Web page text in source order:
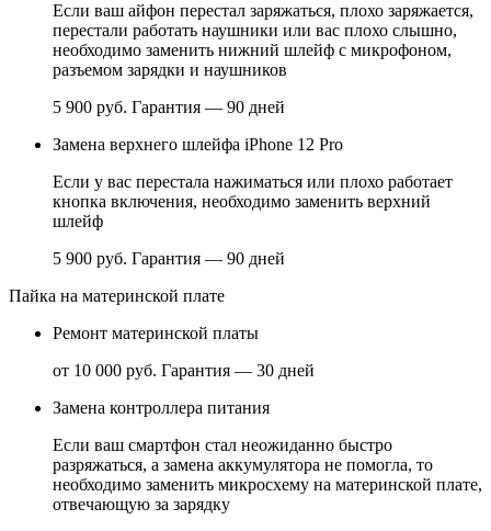
Если ваш айфон перестал заряжаться, плохо заряжается,
перестали работать наушники или вас плохо слышно,
необходимо заменить нижний шлейф с микрофоном,
разъемом зарядки и наушников
5 900 руб. Гарантия — 90 дней
Замена верхнего шлейфа iPhone 12 Pro
Если у вас перестала нажиматься или плохо работает
кнопка включения, необходимо заменить верхний
шлейф
5 900 руб. Гарантия — 90 дней
Пайка на материнской плате
Ремонт материнской платы
от 10 000 руб. Гарантия — 30 дней
Замена контроллера питания
Если ваш смартфон стал неожиданно быстро
разряжаться, а замена аккумулятора не помогла, то
необходимо заменить микросхему на материнской плате,
отвечающую за зарядку